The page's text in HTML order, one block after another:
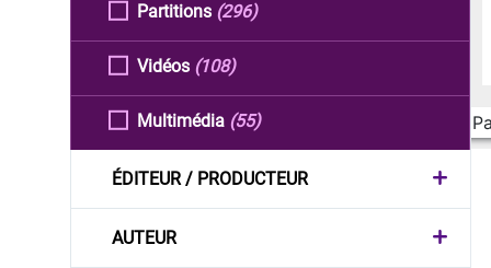
Partitions (296)
Vidéos (108)
Multimédia (55)
ÉDITEUR / PRODUCTEUR
AUTEUR